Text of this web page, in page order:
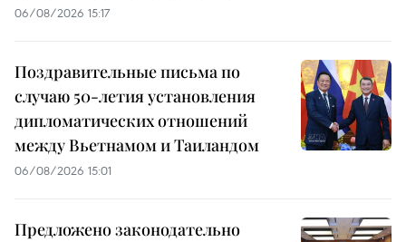
06/08/2026 15:17
Поздравительные письма по
случаю 50-летия установления
дипломатических отношений
между Вьетнамом и Таиландом
06/08/2026 15:01
Предложено законодательно